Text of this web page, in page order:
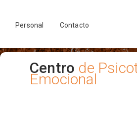
Personal Contacto
Centro de
Emocional